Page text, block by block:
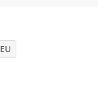
EU